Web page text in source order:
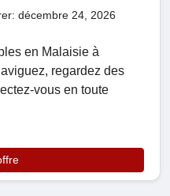
décembre 24, 2026
en Malaisie à
regardez des
vous en toute